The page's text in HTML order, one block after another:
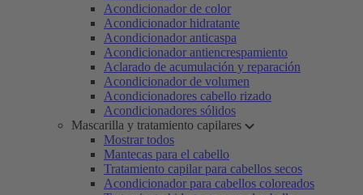
Acondicionador de color
Acondicionador hidratante
Acondicionador anticaspa
Acondicionador antiencrespamiento
Aclarado de acumulación y reparación
Acondicionador de volumen
Acondicionadores cabello rizado
Acondicionadores sólidos
Mascarilla y tratamiento capilares
Mostrar todos
Mantecas para el cabello
Tratamiento capilar para cabellos secos
Acondicionador para cabellos coloreados